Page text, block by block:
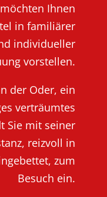
Ihnen
in familiärer
individueller
vorstellen.
der Oder, ein
verträumtes
Sie mit seiner
reizvoll in
zum
Besuch ein.